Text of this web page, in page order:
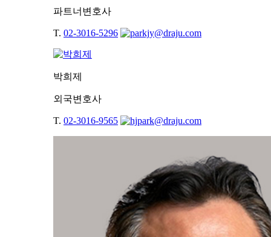
파트너변호사
T. 02-3016-5296
박희제
외국변호사
T. 02-3016-9565